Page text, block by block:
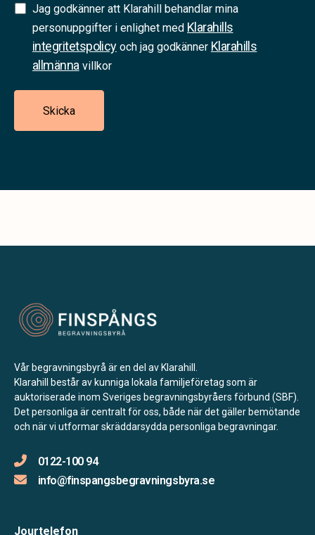
Samtycke
(Required)
Jag godkänner att Klarahill behandlar mina
personuppgifter i enlighet med Klarahills
integritetspolicyoch jag godkänner Klarahills
allmänna villkor
Skicka
Vår begravningsbyrå är en del av Klarahill.
Klarahill består av kunniga lokala familjeföretag som är
auktoriserade inom Sveriges begravningsbyråers förbund (SBF).
Det personliga är centralt för oss, både när det gäller bemötande
och när vi utformar skräddarsydda personliga begravningar.
0122-100 94
info@finspangsbegravningsbyra.se
Jourtelefon